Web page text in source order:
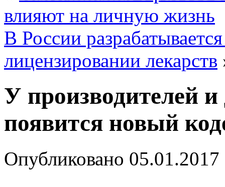
влияют на личную жизнь
В России
лицензировании лекарств
У производителей и
появится новый
Опубликовано 05.01.2017